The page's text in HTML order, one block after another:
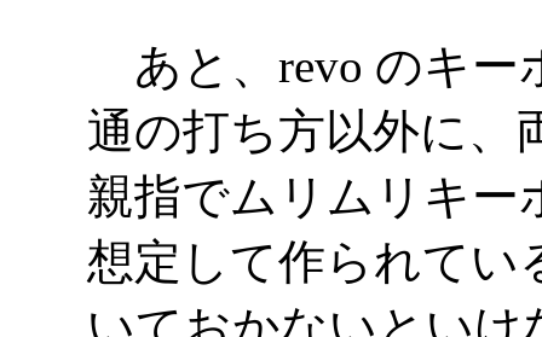
あと、revo のキー
通の打ち方以外に、
親指でムリムリキー
想定して作られてい